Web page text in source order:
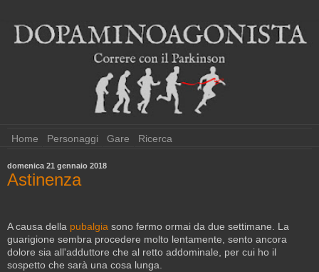
Home Personaggi Gare Ricerca
domenica 21 gennaio 2018
Astinenza
A causa della pubalgia sono fermo ormai da due settimane. La
guarigione sembra procedere molto lentamente, sento ancora
dolore sia all'adduttore che al retto addominale, per cui ho il
sospetto che sarà una cosa lunga.